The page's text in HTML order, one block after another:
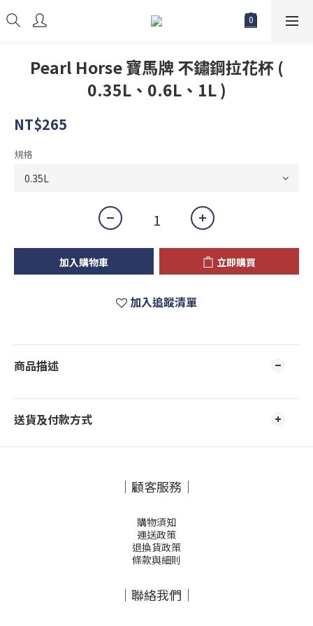
Pearl Horse 寶馬牌 不鏽鋼拉花杯 (
0.35L、0.6L、1L )
NT$265
規格
加入購物車 立即購買
加入追蹤清單
商品描述
送貨及付款方式
｜顧客服務｜
購物須知
運送政策
退換貨政策
條款與細則
｜聯絡我們｜